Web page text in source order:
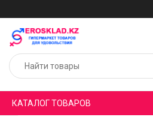
КАТАЛОГ ТОВАРОВ